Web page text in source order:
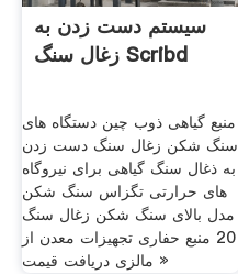
سیستم دست زدن به
زغال سنگ Scribd
منبع گیاهی ذوب چین دستگاه های
سنگ شکن زغال سنگ دست زدن
به ذغال سنگ گیاهی برای نیروگاه
های حرارتی تگزاس سنگ شکن
مدل بالای سنگ شکن زغال سنگ
20 منبع حفاری تجهیزات معدن از
مالزی دریافت قیمت »